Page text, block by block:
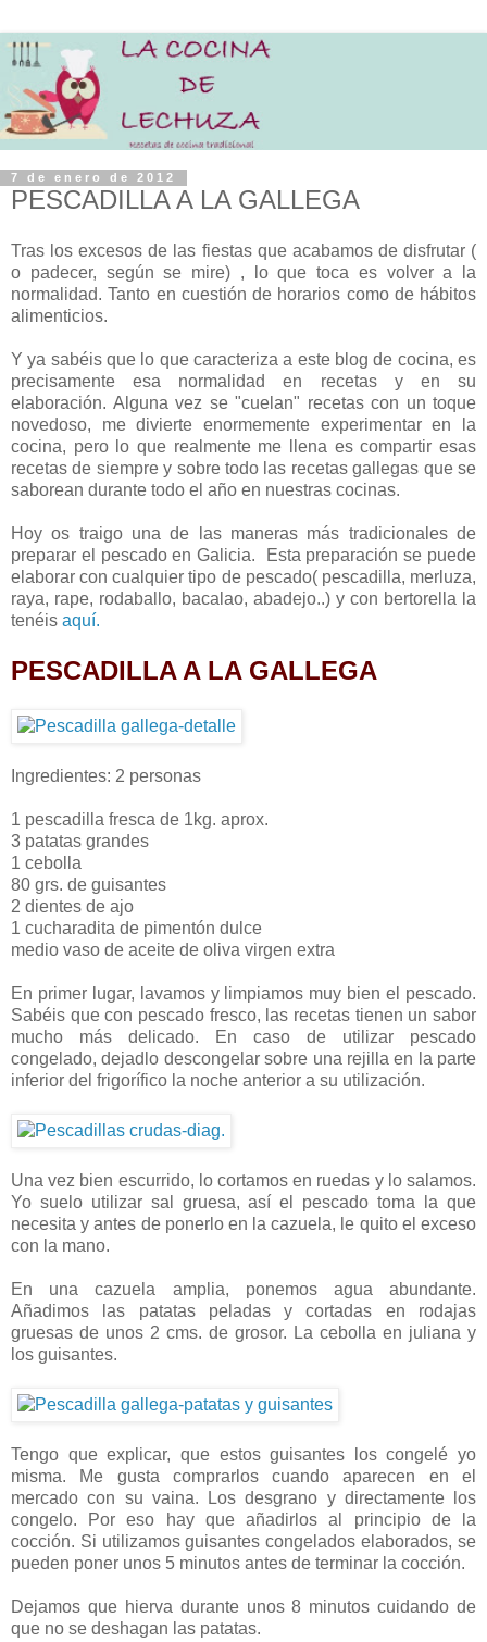
7 de enero de 2012
PESCADILLA A LA GALLEGA
Tras los excesos de las fiestas que acabamos de disfrutar (
o padecer, según se mire) , lo que toca es volver a la
normalidad. Tanto en cuestión de horarios como de hábitos
alimenticios.
Y ya sabéis que lo que caracteriza a este blog de cocina, es
precisamente esa normalidad en recetas y en su
elaboración. Alguna vez se "cuelan" recetas con un toque
novedoso, me divierte enormemente experimentar en la
cocina, pero lo que realmente me llena es compartir esas
recetas de siempre y sobre todo las recetas gallegas que se
saborean durante todo el año en nuestras cocinas.
Hoy os traigo una de las maneras más tradicionales de
preparar el pescado en Galicia. Esta preparación se puede
elaborar con cualquier tipo de pescado( pescadilla, merluza,
raya, rape, rodaballo, bacalao, abadejo..) y con bertorella la
tenéis aquí.
PESCADILLA A LA GALLEGA
Ingredientes: 2 personas
1 pescadilla fresca de 1kg. aprox.
3 patatas grandes
1 cebolla
80 grs. de guisantes
2 dientes de ajo
1 cucharadita de pimentón dulce
medio vaso de aceite de oliva virgen extra
En primer lugar, lavamos y limpiamos muy bien el pescado.
Sabéis que con pescado fresco, las recetas tienen un sabor
mucho más delicado. En caso de utilizar pescado
congelado, dejadlo descongelar sobre una rejilla en la parte
inferior del frigorífico la noche anterior a su utilización.
Una vez bien escurrido, lo cortamos en ruedas y lo salamos.
Yo suelo utilizar sal gruesa, así el pescado toma la que
necesita y antes de ponerlo en la cazuela, le quito el exceso
con la mano.
En una cazuela amplia, ponemos agua abundante.
Añadimos las patatas peladas y cortadas en rodajas
gruesas de unos 2 cms. de grosor. La cebolla en juliana y
los guisantes.
Tengo que explicar, que estos guisantes los congelé yo
misma. Me gusta comprarlos cuando aparecen en el
mercado con su vaina. Los desgrano y directamente los
congelo. Por eso hay que añadirlos al principio de la
cocción. Si utilizamos guisantes congelados elaborados, se
pueden poner unos 5 minutos antes de terminar la cocción.
Dejamos que hierva durante unos 8 minutos cuidando de
que no se deshagan las patatas.